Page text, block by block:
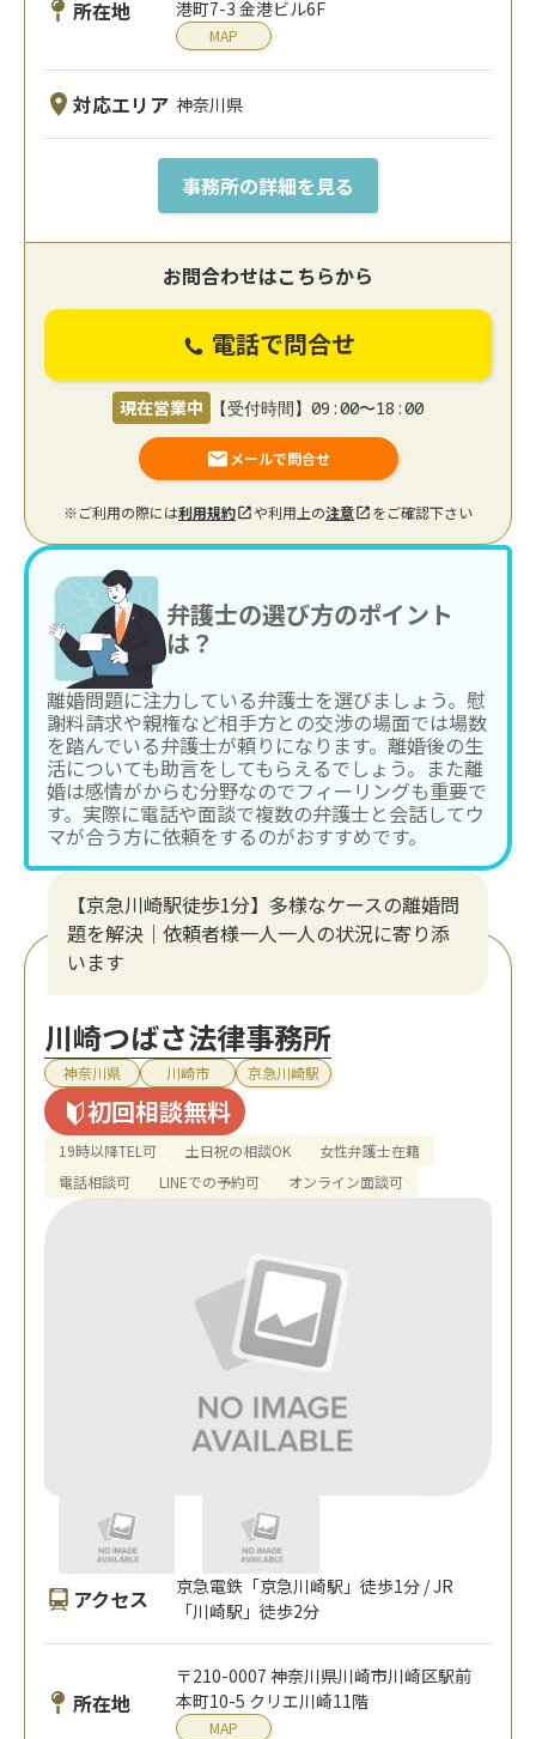
所在地
港町7-3 金港ビル6F
MAP
対応エリア 神奈川県
事務所の詳細を見る
お問合わせはこちらから
電話で問合せ
現在営業中 【受付時間】09:00〜18:00
メールで問合せ
※ご利用の際には利用規約 や利用上の注意 をご確認下さい
弁護士の選び方のポイント
は？
離婚問題に注力している弁護士を選びましょう。慰
謝料請求や親権など相手方との交渉の場面では場数
を踏んでいる弁護士が頼りになります。離婚後の生
活についても助言をしてもらえるでしょう。また離
婚は感情がからむ分野なのでフィーリングも重要で
す。実際に電話や面談で複数の弁護士と会話してウ
マが合う方に依頼をするのがおすすめです。
【京急川崎駅徒歩1分】多様なケースの離婚問
題を解決｜依頼者様一人一人の状況に寄り添
います
川崎つばさ法律事務所
神奈川県 川崎市 京急川崎駅
初回相談無料
19時以降TEL可 土日祝の相談OK
女性弁護士在籍
電話相談可
LINEでの予約可 オンライン面談可
アクセス
京急電鉄「京急川崎駅」徒歩1分 / JR
「川崎駅」徒歩2分
所在地
〒210-0007 神奈川県川崎市川崎区駅前
本町10-5 クリエ川崎11階
MAP